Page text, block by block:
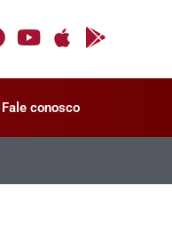
Fale conosco